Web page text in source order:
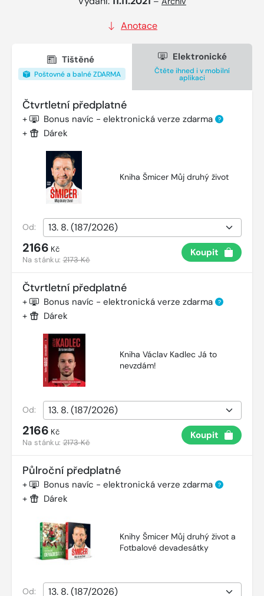
Anotace
Tištěné
Poštovné a balné ZDARMA
Elektronické
Čtěte ihned i v mobilní
aplikaci
Čtvrtletní předplatné
+ Bonus navíc - elektronická verze zdarma ?
+ Dárek
Kniha Šmicer Můj druhý život
Od:
2166 Kč
Na stánku:2173 Kč
Koupit
Čtvrtletní předplatné
+ Bonus navíc - elektronická verze zdarma ?
+ Dárek
Kniha Václav Kadlec Já to
nevzdám!
Od:
2166 Kč
Na stánku:2173 Kč
Koupit
Půlroční předplatné
+ Bonus navíc - elektronická verze zdarma ?
+ Dárek
Knihy Šmicer Můj druhý život a
Fotbalové devadesátky
Od: